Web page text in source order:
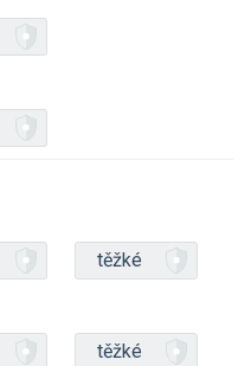
těžké
těžké